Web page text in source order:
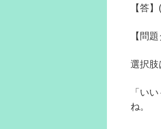
【答
【問
選択肢
「い
ね。